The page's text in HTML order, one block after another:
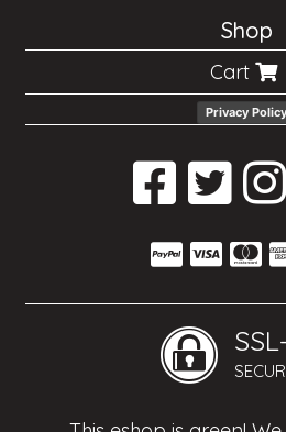
Shop
Cart
Privacy Policy